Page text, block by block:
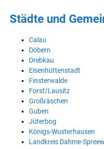
Städte und
Calau
Döbern
Drebkau
Eisenhüttenstadt
Finsterwalde
Forst/Lausitz
Großräschen
Guben
Jüterbog
Königs-Wusterhausen
Landkreis Dahme-